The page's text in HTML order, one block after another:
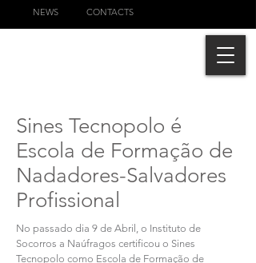
NEWS CONTACTS
Sines Tecnopolo é
Escola de Formação de
Nadadores-Salvadores
Profissional
No passado dia 9 de Abril, o Instituto de
Socorros a Naúfragos certificou o Sines
Tecnopolo como Escola de Formação de